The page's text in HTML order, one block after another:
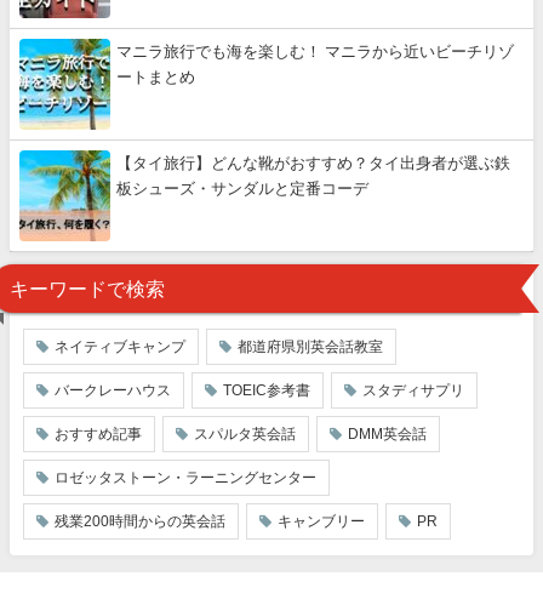
マニラ旅行でも海を楽しむ！ マニラから近いビーチリゾ
ートまとめ
【タイ旅行】どんな靴がおすすめ？タイ出身者が選ぶ鉄
板シューズ・サンダルと定番コーデ
キーワードで検索
ネイティブキャンプ 都道府県別英会話教室
バークレーハウス TOEIC参考書 スタディサプリ
おすすめ記事 スパルタ英会話 DMM英会話
ロゼッタストーン・ラーニングセンター
残業200時間からの英会話 キャンブリー PR